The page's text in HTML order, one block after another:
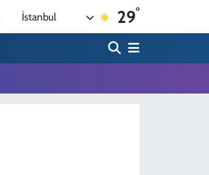
İstanbul 29°